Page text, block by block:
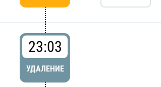
23:03
УДАЛЕНИЕ